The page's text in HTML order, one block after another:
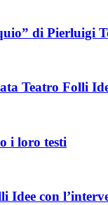
di Pierluigi
Teatro Folli
i loro testi
Idee con